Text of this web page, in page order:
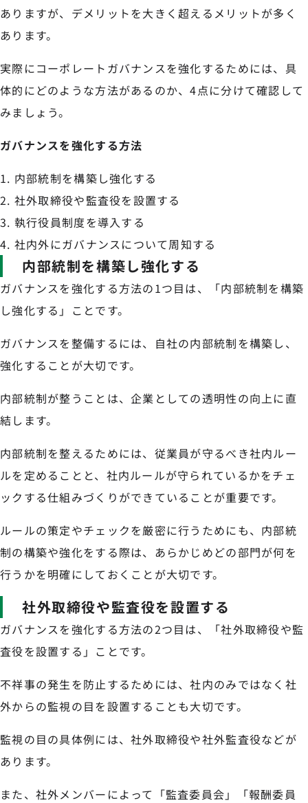
ありますが、デメリットを大きく超えるメリットが多く
あります。
実際にコーポレートガバナンスを強化するためには、具
体的にどのような方法があるのか、4点に分けて確認して
みましょう。
ガバナンスを強化する方法
内部統制を構築し強化する
社外取締役や監査役を設置する
執行役員制度を導入する
社内外にガバナンスについて周知する
内部統制を構築し強化する
ガバナンスを強化する方法の1つ目は、「内部統制を構築
し強化する」ことです。
ガバナンスを整備するには、自社の内部統制を構築し、
強化することが大切です。
内部統制が整うことは、企業としての透明性の向上に直
結します。
内部統制を整えるためには、従業員が守るべき社内ルー
ルを定めることと、社内ルールが守られているかをチェ
ックする仕組みづくりができていることが重要です。
ルールの策定やチェックを厳密に行うためにも、内部統
制の構築や強化をする際は、あらかじめどの部門が何を
行うかを明確にしておくことが大切です。
社外取締役や監査役を設置する
ガバナンスを強化する方法の2つ目は、「社外取締役や監
査役を設置する」ことです。
不祥事の発生を防止するためには、社内のみではなく社
外からの監視の目を設置することも大切です。
監視の目の具体例には、社外取締役や社外監査役などが
あります。
また、社外メンバーによって「監査委員会」「報酬委員